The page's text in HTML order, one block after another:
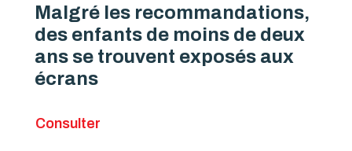
Malgré les recommandations,
des enfants de moins de deux
ans se trouvent exposés aux
écrans
Consulter